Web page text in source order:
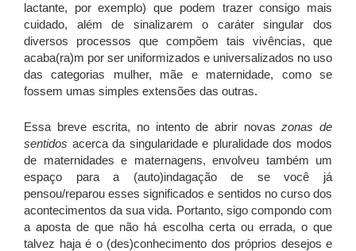
lactante, por exemplo) que podem trazer consigo mais
cuidado, além de sinalizarem o caráter singular dos
diversos processos que compõem tais vivências, que
acaba(ra)m por ser uniformizados e universalizados no uso
das categorias mulher, mãe e maternidade, como se
fossem umas simples extensões das outras.
Essa breve escrita, no intento de abrir novaszonas de
sentidos acerca da singularidade e pluralidade dos modos
de maternidades e maternagens, envolveu também um
espaço para a (auto)indagação de se você já
pensou/reparou esses significados e sentidos no curso dos
acontecimentos da sua vida. Portanto, sigo compondo com
a aposta de que não há escolha certa ou errada, o que
talvez haja é o (des)conhecimento dos próprios desejos e